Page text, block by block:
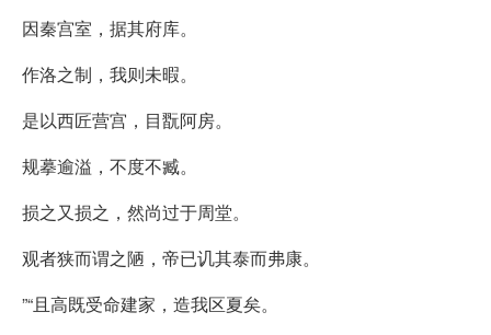
因秦宫室，据其府库。
作洛之制，我则未暇。
是以西匠营宫，目翫阿房。
规摹逾溢，不度不臧。
损之又损之，然尚过于周堂。
观者狭而谓之陋，帝已讥其泰而弗康。
”“且高既受命建家，造我区夏矣。